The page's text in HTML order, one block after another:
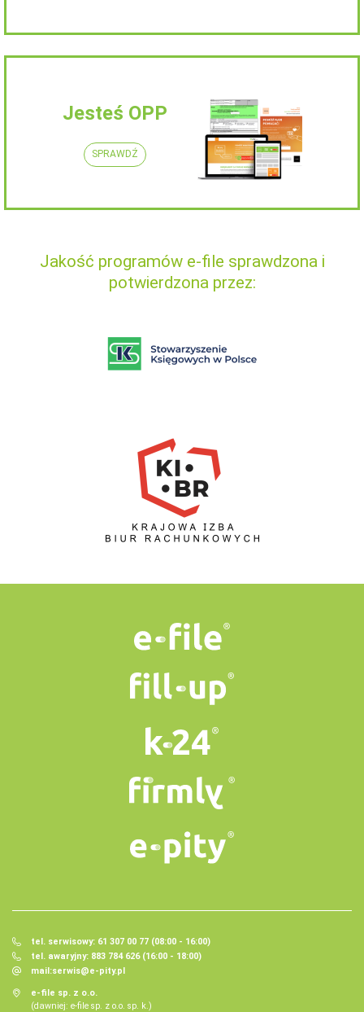
Jesteś OPP
SPRAWDŹ
Jakość programów e-file sprawdzona i
potwierdzona przez:
tel. serwisowy: 61 307 00 77 (08:00 - 16:00)
tel. awaryjny: 883 784 626 (16:00 - 18:00)
mail:serwis@e-pity.pl
e-file sp. z o.o.
(dawniej: e-file sp. z o.o. sp. k.)